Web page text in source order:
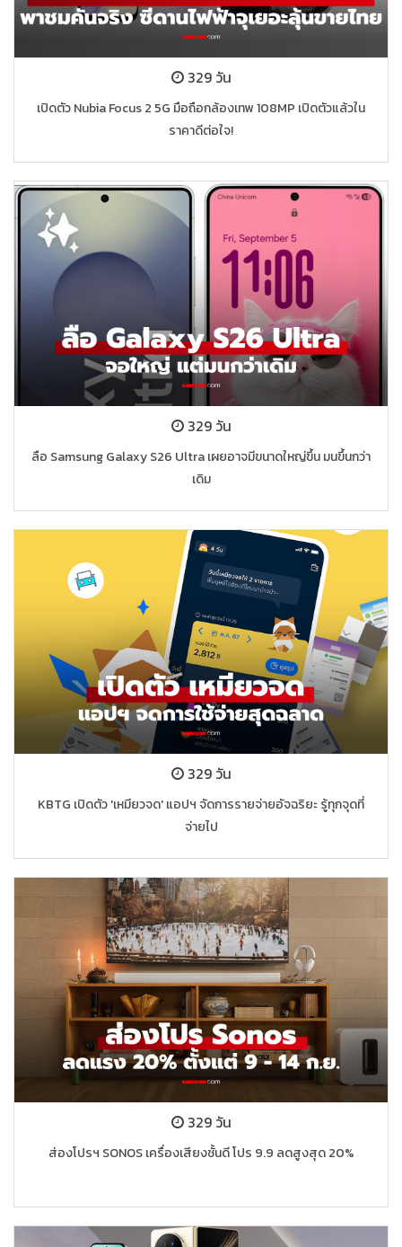
329 วัน
เปิดตัว Nubia Focus 2 5G มือถือกล้องเทพ 108MP เปิดตัวแล้วใน
ราคาดีต่อใจ!
329 วัน
ลือ Samsung Galaxy S26 Ultra เผยอาจมีขนาดใหญ่ขึ้น มนขึ้นกว่า
เดิม
329 วัน
KBTG เปิดตัว 'เหมียวจด' แอปฯ จัดการรายจ่ายอัจฉริยะ รู้ทุกจุดที่
จ่ายไป
329 วัน
ส่องโปรฯ SONOS เครื่องเสียงชั้นดี โปร 9.9 ลดสูงสุด 20%